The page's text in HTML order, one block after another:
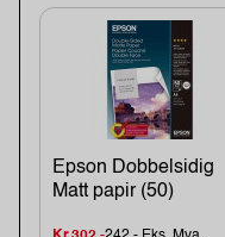
Epson Dobbelsidig
Matt papir (50)